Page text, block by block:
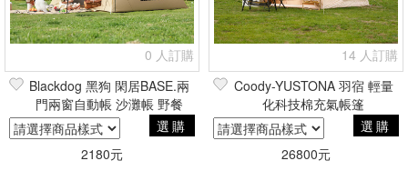
0 人訂購
Blackdog 黑狗 閑居BASE.兩
門兩窗自動帳 沙灘帳 野餐
選購
2180元
14 人訂購
Coody-YUSTONA 羽宿 輕量
化科技棉充氣帳篷
選購
26800元